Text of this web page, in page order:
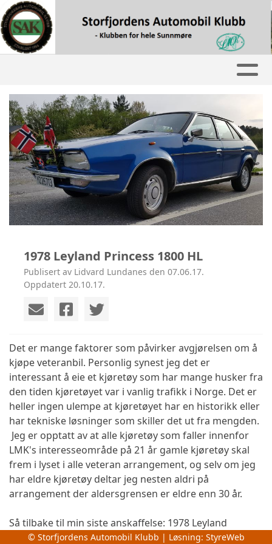
1978 Leyland Princess 1800 HL
Publisert av Lidvard Lundanes den 07.06.17.
Oppdatert 20.10.17.
Det er mange faktorer som påvirker avgjørelsen om å
kjøpe veteranbil. Personlig synest jeg det er
interessant å eie et kjøretøy som har mange husker fra
den tiden kjøretøyet var i vanlig trafikk i Norge. Det er
heller ingen ulempe at kjøretøyet har en historikk eller
har tekniske løsninger som skiller det ut fra mengden.
Jeg er opptatt av at alle kjøretøy som faller innenfor
LMK's interesseområde på 21 år gamle kjøretøy skal
frem i lyset i alle veteran arrangement, og selv om jeg
har eldre kjøretøy deltar jeg nesten aldri på
arrangement der aldersgrensen er eldre enn 30 år.
Så tilbake til min siste anskaffelse: 1978 Leyland
Princess 1800
© Storfjordens Automobil Klubb | Løsning: StyreWeb